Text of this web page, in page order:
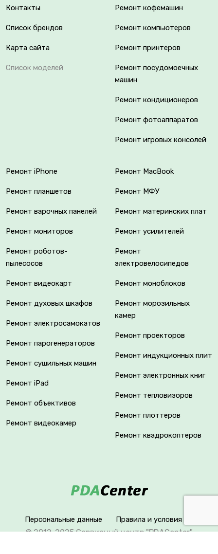
Контакты
Список брендов
Карта сайта
Список моделей
Ремонт кофемашин
Ремонт компьютеров
Ремонт принтеров
Ремонт посудомоечных
машин
Ремонт кондиционеров
Ремонт фотоаппаратов
Ремонт игровых консолей
Ремонт iPhone
Ремонт планшетов
Ремонт варочных панелей
Ремонт мониторов
Ремонт роботов-
пылесосов
Ремонт видеокарт
Ремонт духовых шкафов
Ремонт электросамокатов
Ремонт парогенераторов
Ремонт сушильных машин
Ремонт iPad
Ремонт объективов
Ремонт видеокамер
Ремонт MacBook
Ремонт МФУ
Ремонт материнских плат
Ремонт усилителей
Ремонт
электровелосипедов
Ремонт моноблоков
Ремонт морозильных
камер
Ремонт проекторов
Ремонт индукционных плит
Ремонт электронных книг
Ремонт тепловизоров
Ремонт плоттеров
Ремонт квадрокоптеров
Персональные данные Правила и условия
© 2012-2025 Сервисный центр "PDACenter"